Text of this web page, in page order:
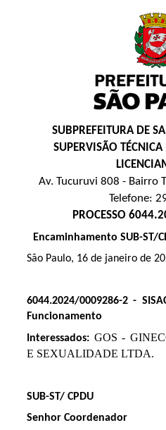
SUBPREFEITURA DE
SUPERVISÃO
Av. Tucuruvi 808 - Bairro
Telefone:
PROCESSO
Encaminhamento SUB-ST/
São Paulo, 16 de janeiro de
6044.2024/0009286-2 -
Funcionamento
Interessados: GOS -
E SEXUALIDADE LTDA.
SUB-ST/ CPDU
Senhor Coordenador